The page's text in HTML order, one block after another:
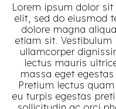
Lorem ipsum dolor
elit, sed do eiusmod
dolore magna
etiam sit. Vestibulum
ullamcorper
lectus mauris
massa eget
Pretium lectus
eu turpis egestas